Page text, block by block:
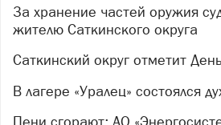
жителей, разъясняя порядок
чрезвычайной ситуации.
Особое внимание уделили тем,
нуждается в помощи:
эвакуировала бригада скорой
За хранение частей оружия суд вынес приговор
жителю Саткинского округа
Саткинский округ отметит
В лагере «Уралец» состоялся